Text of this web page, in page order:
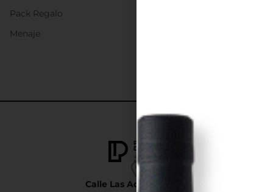
Calle Las Adelfas Nº6-B
Pack Regalo
Menaje